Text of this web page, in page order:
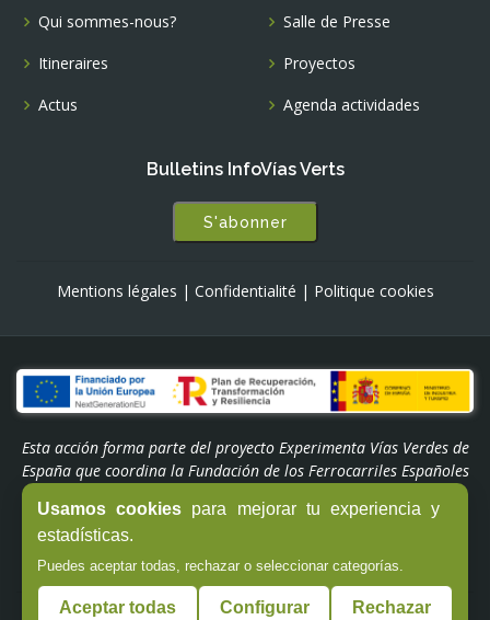
Usamos cookies para mejorar tu experiencia y
estadísticas.
Puedes aceptar todas, rechazar o seleccionar categorías.
Aceptar todas Configurar Rechazar
Qui sommes-nous?
Itineraires
Actus
Salle de Presse
Proyectos
Agenda actividades
Bulletins InfoVías Verts
S'abonner
Mentions légales | Confidentialité | Politique cookies
Esta acción forma parte del proyecto Experimenta Vías Verdes de
España que coordina la Fundación de los Ferrocarriles Españoles
Transformación y Resiliencia. Financiado por la Unión Europea -
NextGenerationEU a través del Programa 'Experiencias Turismo
España' del Ministerio de Industria y Turismo.